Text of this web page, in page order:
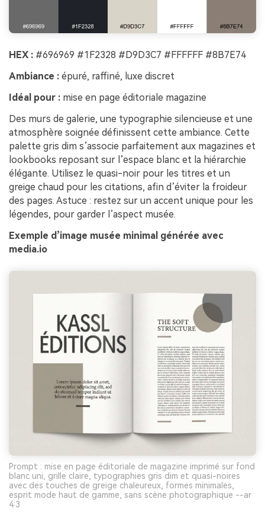
HEX : #696969 #1F2328 #D9D3C7 #FFFFFF #8B7E74
Ambiance : épuré, raffiné, luxe discret
Idéal pour : mise en page éditoriale magazine
Des murs de galerie, une typographie silencieuse et une
atmosphère soignée définissent cette ambiance. Cette
palette gris dim s’associe parfaitement aux magazines et
lookbooks reposant sur l’espace blanc et la hiérarchie
élégante. Utilisez le quasi-noir pour les titres et un
greige chaud pour les citations, afin d’éviter la froideur
des pages. Astuce : restez sur un accent unique pour les
légendes, pour garder l’aspect musée.
Exemple d’image musée minimal générée avec
media.io
Prompt : mise en page éditoriale de magazine imprimé sur fond
blanc uni, grille claire, typographies gris dim et quasi-noires
avec des touches de greige chaleureux, formes minimales,
esprit mode haut de gamme, sans scène photographique --ar
4:3